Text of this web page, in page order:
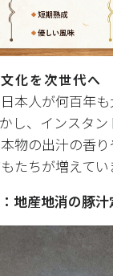
化を次世代へ
本人が何百年
し、インスタン
物の出汁の香
たちが増えてい
地産地消の豚汁